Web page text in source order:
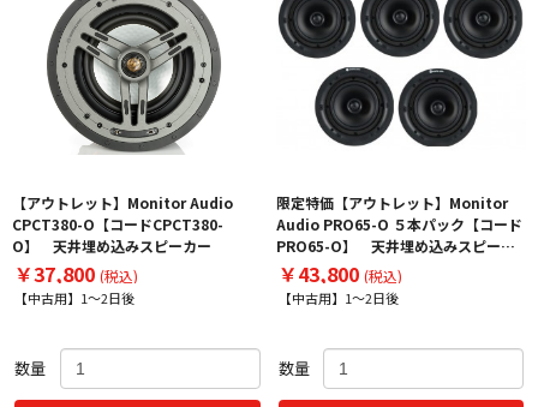
【アウトレット】Monitor Audio
CPCT380-O【コードCPCT380-
O】 天井埋め込みスピーカー
￥37,800 (税込)
【中古用】1～2日後
数量
限定特価【アウトレット】Monitor
Audio PRO65-O ５本パック【コード
PRO65-O】 天井埋め込みスピーカ
ー
￥43,800 (税込)
【中古用】1～2日後
数量